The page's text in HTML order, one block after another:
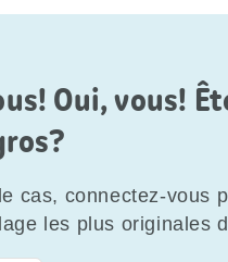
Oui, vous!
cas, connectez-vous
les plus originales